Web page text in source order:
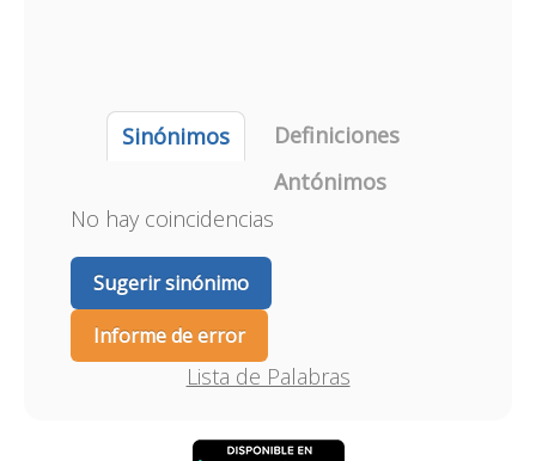
Sinónimos
Definiciones
Antónimos
No hay coincidencias
Sugerir sinónimo
Informe de error
Lista de Palabras